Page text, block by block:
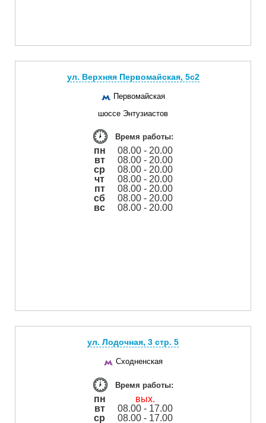
ул. Верхняя Первомайская, 5с2
Первомайская
шоссе Энтузиастов
Время работы:
пн
08.00 - 20.00
вт
08.00 - 20.00
ср
08.00 - 20.00
чт
08.00 - 20.00
пт
08.00 - 20.00
сб
08.00 - 20.00
вс
08.00 - 20.00
ул. Лодочная, 3 cтр. 5
Сходненская
Время работы:
пн
вых.
вт
08.00 - 17.00
ср
08.00 - 17.00